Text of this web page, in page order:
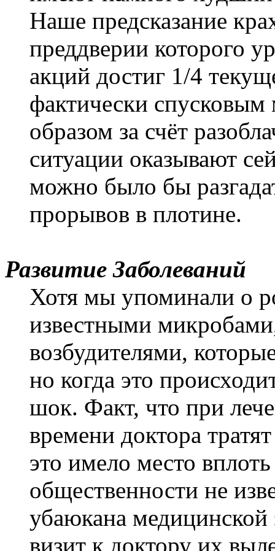
Наше предсказание
преддверии которого
акций достиг 1/4
фактически
образом за счёт
ситуации оказывают
можно было бы
прорывов в плотине.
Развитие Заболеваний
Хотя мы упоминали о
известными
возбудителями,
но когда это
шок. Факт, что при
времени доктора
это имело место
общественности не
убаюкана
визит к доктору их